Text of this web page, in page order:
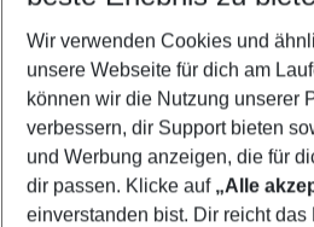
2 Erwachsene Keine Kinder
Mehr Filter
Wir verwenden Cookies und
unsere Webseite für dich am
können wir die Nutzung unserer
verbessern, dir Support bieten
und Werbung anzeigen, die für
dir passen. Klicke auf „Alle
einverstanden bist. Dir reicht